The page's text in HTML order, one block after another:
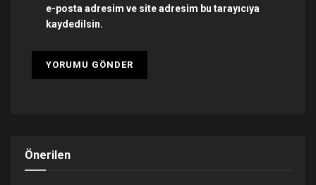
e-posta adresim ve site adresim bu tarayıcıya
kaydedilsin.
Önerilen